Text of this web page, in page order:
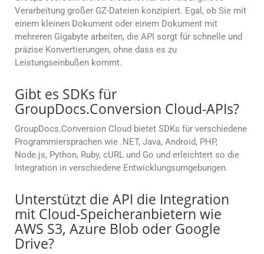
Verarbeitung großer GZ-Dateien konzipiert. Egal, ob Sie mit
einem kleinen Dokument oder einem Dokument mit
mehreren Gigabyte arbeiten, die API sorgt für schnelle und
präzise Konvertierungen, ohne dass es zu
Leistungseinbußen kommt.
Gibt es SDKs für
GroupDocs.Conversion Cloud-APIs?
GroupDocs.Conversion Cloud bietet SDKs für verschiedene
Programmiersprachen wie .NET, Java, Android, PHP,
Node.js, Python, Ruby, cURL und Go und erleichtert so die
Integration in verschiedene Entwicklungsumgebungen.
Unterstützt die API die Integration
mit Cloud-Speicheranbietern wie
AWS S3, Azure Blob oder Google
Drive?